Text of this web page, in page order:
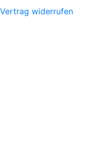
Vertrag widerrufen